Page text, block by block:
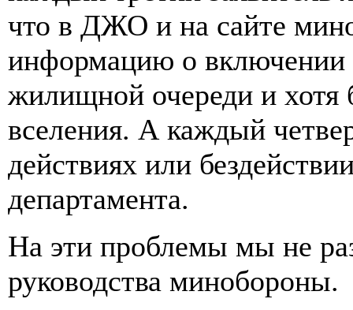
что в ДЖО и на сайте
информацию о включении
жилищной очереди и хотя
вселения. А каждый
действиях или
департамента.
На эти проблемы мы не
руководства минобороны.